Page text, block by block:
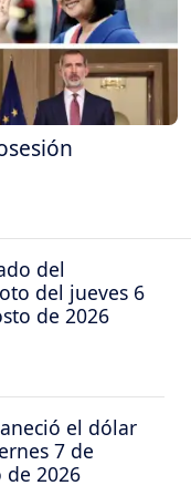
del
del jueves 6
de 2026
el dólar
7 de
de 2026